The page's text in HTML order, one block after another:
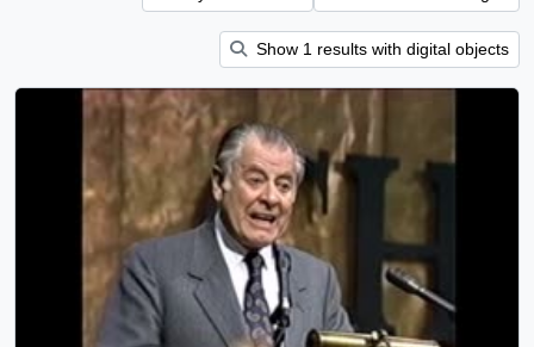
Show 1 results with digital objects